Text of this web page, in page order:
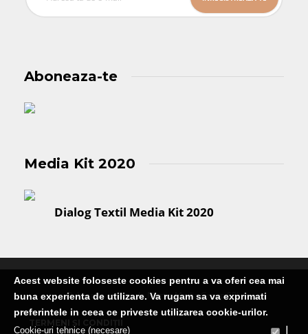
Aboneaza-te
Media Kit 2020
Dialog Textil Media Kit 2020
Publicatie editata de Martin Media Group SRL
Acest website foloseste cookies pentru a va oferi cea mai
buna experienta de utilizare. Va rugam sa va exprimati
preferintele in ceea ce priveste utilizarea cookie-urilor.
Cookie-uri tehnice (necesare)